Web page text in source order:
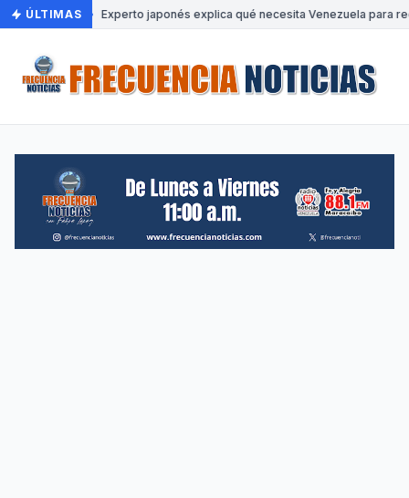
ÚLTIMAS Experto japonés explica qué necesita Venezuela para